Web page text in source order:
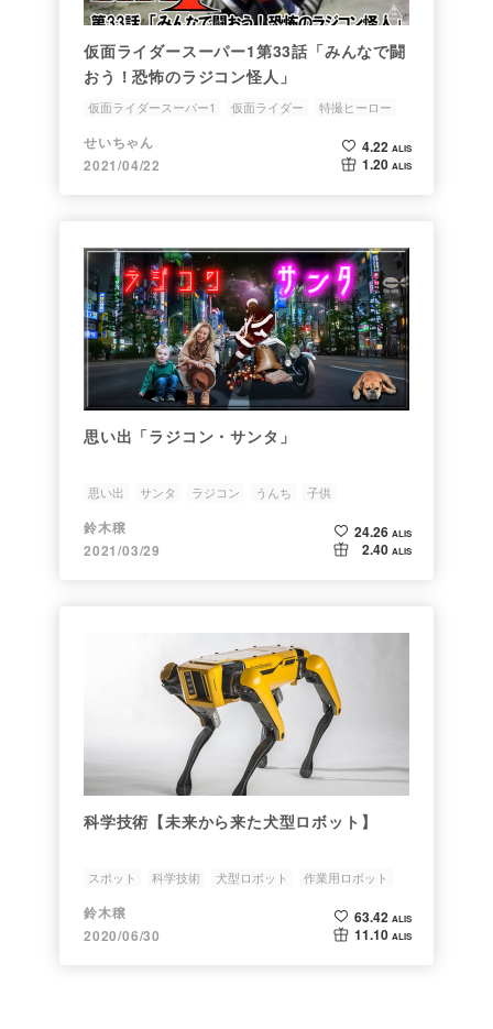
仮面ライダースーパー1第33話「みんなで闘
おう！恐怖のラジコン怪人」
仮面ライダースーパー1 仮面ライダー
特撮ヒーロー
ラジコン
せいちゃん
2021/04/22
4.22 ALIS
1.20 ALIS
思い出「ラジコン・サンタ」
思い出 サンタ ラジコン うんち 子供
鈴木穣
2021/03/29
24.26 ALIS
2.40 ALIS
科学技術【未来から来た犬型ロボット】
スポット 科学技術 犬型ロボット
作業用ロボット
ラジコン
鈴木穣
2020/06/30
63.42 ALIS
11.10 ALIS